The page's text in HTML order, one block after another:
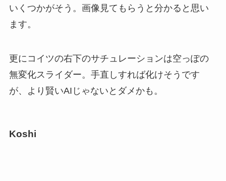
いくつかがそう。画像見てもらうと分かると思い
ます。
更にコイツの右下のサチュレーションは空っぽの
無変化スライダー。手直しすれば化けそうです
が、より賢いAIじゃないとダメかも。
Koshi